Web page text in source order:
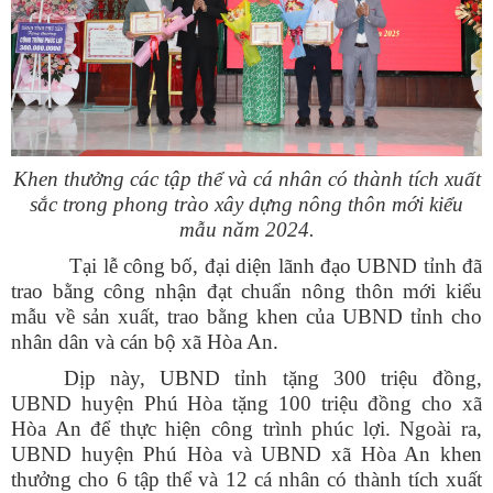
Khen thưởng các tập thể và cá nhân có thành tích xuất
sắc trong phong trào xây dựng nông thôn mới kiểu
mẫu năm 2024.
Tại lễ công bố, đại diện lãnh đạo UBND tỉnh đã
trao bằng công nhận đạt chuẩn nông thôn mới kiểu
mẫu về sản xuất, trao bằng khen của UBND tỉnh cho
nhân dân và cán bộ xã Hòa An.
Dịp này, UBND tỉnh tặng 300 triệu đồng,
UBND huyện Phú Hòa tặng 100 triệu đồng cho xã
Hòa An để thực hiện công trình phúc lợi. Ngoài ra,
UBND huyện Phú Hòa và UBND xã Hòa An khen
thưởng cho 6 tập thể và 12 cá nhân có thành tích xuất
(Quyết định số: 1893/QĐ-UBND ngày 30/7/2026 của
UBND xã Phú Hòa 1 về việc thu hồi đất hộ gia đình, cá nhân
ông (bà): Lê Văn Phương để thực hiện Dự án: Hồ Suối Cái xã
Phú Hòa 1 - đợt 31. Địa điểm: Thôn Nhất Sơn, xã Phú Hòa 1,
tỉnh Đắk Lắk)